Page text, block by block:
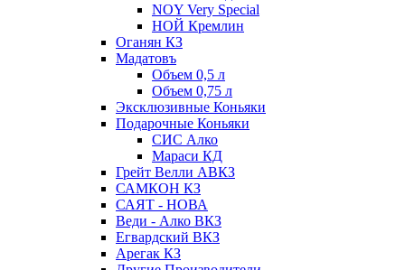
NOY Very Speсial
НОЙ Кремлин
Оганян КЗ
Мадатовъ
Объем 0,5 л
Объем 0,75 л
Эксклюзивные Коньяки
Подарочные Коньяки
СИС Алко
Мараси КД
Грейт Велли АВКЗ
САМКОН КЗ
САЯТ - НОВА
Веди - Алко ВКЗ
Егвардский ВКЗ
Арегак КЗ